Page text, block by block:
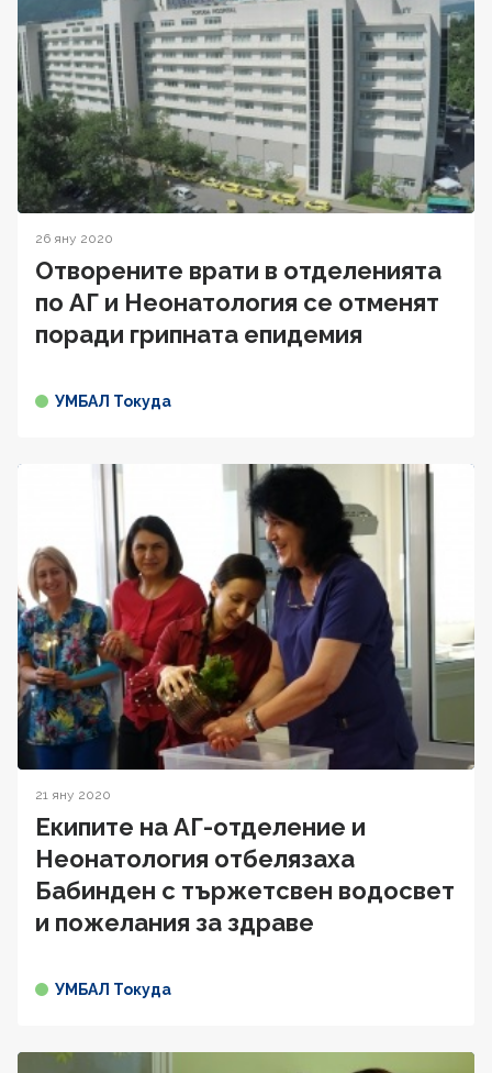
26 яну 2020
Отворените врати в отделенията
по АГ и Неонатология се отменят
поради грипната епидемия
УМБАЛ Токуда
21 яну 2020
Екипите на АГ-отделение и
Неонатология отбелязаха
Бабинден с тържетсвен водосвет
и пожелания за здраве
УМБАЛ Токуда